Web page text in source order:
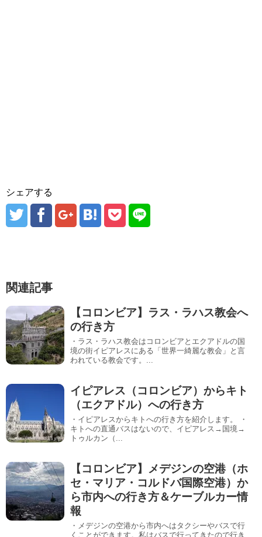
シェアする
関連記事
【コロンビア】ラス・ラハス教会へ
の行き方
・ラス・ラハス教会はコロンビアとエクアドルの国
境の街イピアレスにある「世界一綺麗な教会」と言
われている教会です。...
イピアレス（コロンビア）からキト
（エクアドル）への行き方
・イピアレスからキトへの行き方を紹介します。 ・
キトへの直通バスはないので、イピアレス→国境→
トゥルカン（...
【コロンビア】メデジンの空港（ホ
セ・マリア・コルドバ国際空港）か
ら市内への行き方＆ケーブルカー情
報
・メデジンの空港から市内へはタクシーやバスで行
くことができます。私はバスで行ってきたので行き